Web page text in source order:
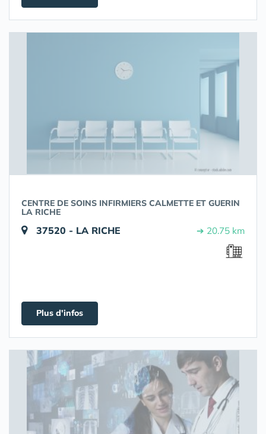
CENTRE DE SOINS INFIRMIERS CALMETTE ET GUERIN
LA RICHE
37520 - LA RICHE ➔ 20.75 km
Plus d'infos